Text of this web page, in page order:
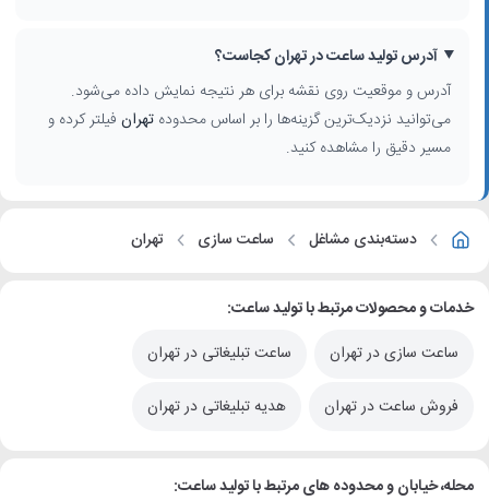
آدرس تولید ساعت در تهران کجاست؟
آدرس و موقعیت روی نقشه برای هر نتیجه نمایش داده می‌شود.
می‌توانید نزدیک‌ترین گزینه‌ها را بر اساس محدودهتهران فیلتر کرده و
مسیر دقیق را مشاهده کنید.
دسته‌بندی مشاغل ساعت سازی تهران
خدمات و محصولات مرتبط با تولید ساعت:
ساعت سازی در تهران
ساعت تبلیغاتی در تهران
فروش ساعت در تهران هدیه تبلیغاتی در تهران
محله، خیابان و محدوده های مرتبط با تولید ساعت: